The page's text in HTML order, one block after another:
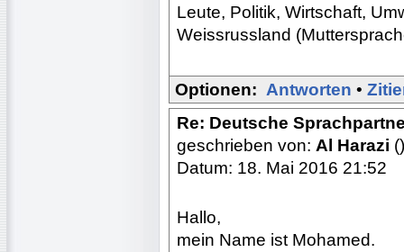
Leute, Politik, Wirtschaft,
Weissrussland
Optionen: Antworten •
Re: Deutsche
geschrieben von: Al Harazi ()
Datum: 18. Mai 2016 21:52
Hallo,
mein Name ist Mohamed.